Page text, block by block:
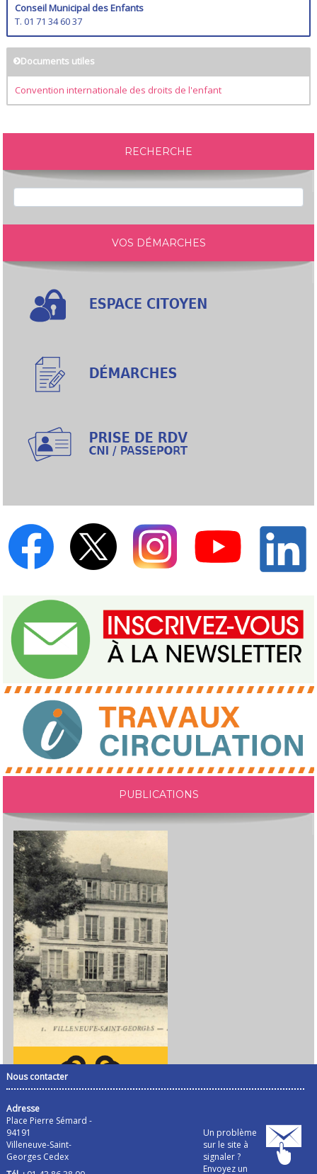
Conseil Municipal des Enfants
T. 01 71 34 60 37
Documents utiles
Convention internationale des droits de l'enfant
RECHERCHE
VOS DÉMARCHES
PUBLICATIONS
Nous contacter
Adresse
Place Pierre Sémard -
94191
Villeneuve-Saint-
Georges Cedex
Un problème
sur le site à
signaler ?
Envoyez un